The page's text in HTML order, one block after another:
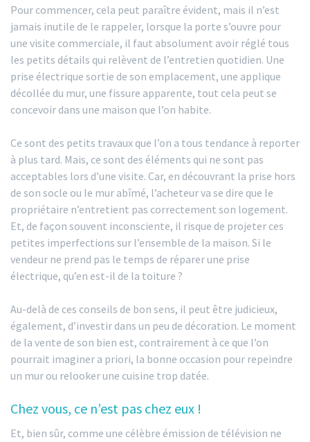
Pour commencer, cela peut paraître évident, mais il n’est
jamais inutile de le rappeler, lorsque la porte s’ouvre pour
une visite commerciale, il faut absolument avoir réglé tous
les petits détails qui relèvent de l’entretien quotidien. Une
prise électrique sortie de son emplacement, une applique
décollée du mur, une fissure apparente, tout cela peut se
concevoir dans une maison que l’on habite.
Ce sont des petits travaux que l’on a tous tendance à reporter
à plus tard. Mais, ce sont des éléments qui ne sont pas
acceptables lors d’une visite. Car, en découvrant la prise hors
de son socle ou le mur abîmé, l’acheteur va se dire que le
propriétaire n’entretient pas correctement son logement.
Et, de façon souvent inconsciente, il risque de projeter ces
petites imperfections sur l’ensemble de la maison. Si le
vendeur ne prend pas le temps de réparer une prise
électrique, qu’en est-il de la toiture ?
Au-delà de ces conseils de bon sens, il peut être judicieux,
également, d’investir dans un peu de décoration. Le moment
de la vente de son bien est, contrairement à ce que l’on
pourrait imaginer a priori, la bonne occasion pour repeindre
un mur ou relooker une cuisine trop datée.
Chez vous, ce n’est pas chez eux !
Et, bien sûr, comme une célèbre émission de télévision ne